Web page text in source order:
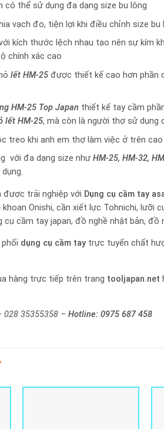
có thể sử dụng đa dạng size bu lông
vạch đo, tiện lợi khi điều chỉnh size bu
kích thước lệch nhau tạo nên sự kím
chính xác cao
lết HM-25được thiết kế cao hơn phần
HM-25 Top Japan thiết kế tay cầm
lết HM-25, mà còn là người thợ sử dụng
treo khi anh em thợ làm việc ở trên cao
với đa dạng size như HM-25, HM-32,
được trải nghiệp với Dụng cụ cầm tay
Onishi, cần xiết lực Tohnichi, lưỡi
cụ cầm tay japan, đồ nghề nhật bản, đồ
phối dụng cụ cầm tay trực tuyến chất
hàng trực tiếp trên trang tooljapan.net
028 35355358 – Hotline: 0975 687 458